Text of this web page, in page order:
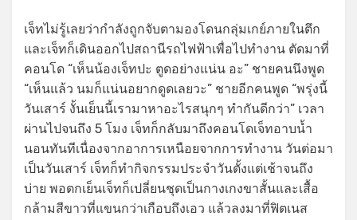
เจ็ทไม่รู้เลยว่ากำลังถูกจับตามองโดนกลุ่มเกย์ภายในตึก
และเจ็ทก็เดินออกไปสถานีรถไฟฟ้าเพื่อไปทำงาน ตัดมาที่
คอนโด “เห็นน้องเจ็ทปะ ตูดอย่างแน่น อะ” ชายคนนึงพูด
“เห็นแล้ว นมก็แน่นอยากดูดเลยวะ” ชายอีกคนพูด “พรุ่งนี้
วันเสาร์ งั้นเย็นนี้เรามาหาอะไรสนุกๆ ทำกันดีกว่า” เวลา
ผ่านไปจนถึง 5 โมง เจ็ทก็กลับมาถึงคอนโดเจ็ทอาบน้ำ
นอนทันทีเนื่องจากอาการเหนือยจากการทำงาน วันต่อมา
เป็นวันเสาร์ เจ็ทก็ทำกิจกรรมประจำวันตั้งแต่เช้าจนถึง
บ่าย พอตกเย็นเจ็ทก็เปลี่ยนชุดเป็นกางเกงขาสั้นและเสื้อ
กล้ามสีขาวที่แขนกว่าเกือบถึงเอว แล้วลงมาที่ฟิตเนส